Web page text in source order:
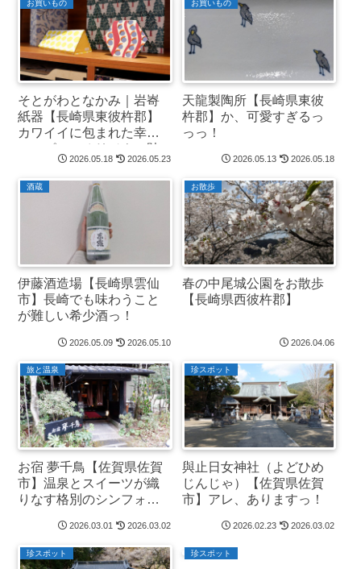
お買いもの
そとがわとなかみ｜岩㟢
紙器【長崎県東彼杵郡】
カワイイに包まれた幸せ
いっぱいのオリジナル貼
り箱っ！2026.05.18 2026.05.23
お買いもの
天龍製陶所【長崎県東彼
杵郡】か、可愛すぎるっ
っっ！
2026.05.13 2026.05.18
酒蔵
伊藤酒造場【長崎県雲仙
市】長崎でも味わうこと
が難しい希少酒っ！
2026.05.09 2026.05.10
お散歩
春の中尾城公園をお散歩
【長崎県西彼杵郡】
2026.04.06
旅と温泉
お宿 夢千鳥【佐賀県佐賀
市】温泉とスイーツが織
りなす格別のシンフォニ
2026.03.01 2026.03.02
珍スポット
與止日女神社（よどひめ
じんじゃ）【佐賀県佐賀
市】アレ、ありますっ！
2026.02.23 2026.03.02
珍スポット 珍スポット